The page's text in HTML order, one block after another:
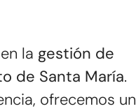
la gestión de
de Santa María.
ofrecemos un